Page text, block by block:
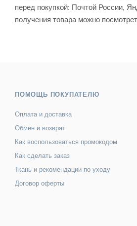
перед покупкой: Почтой России,
получения товара можно
ПОМОЩЬ ПОКУПАТЕЛЮ
Оплата и доставка
Обмен и возврат
Как воспользоваться промокодом
Как сделать заказ
Ткань и рекомендации по уходу
Договор оферты